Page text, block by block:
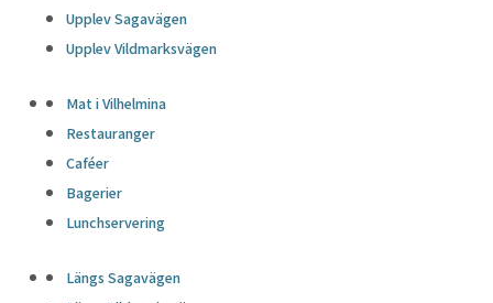
Upplev Sagavägen
Upplev Vildmarksvägen
Mat i Vilhelmina
Restauranger
Caféer
Bagerier
Lunchservering
Längs Sagavägen